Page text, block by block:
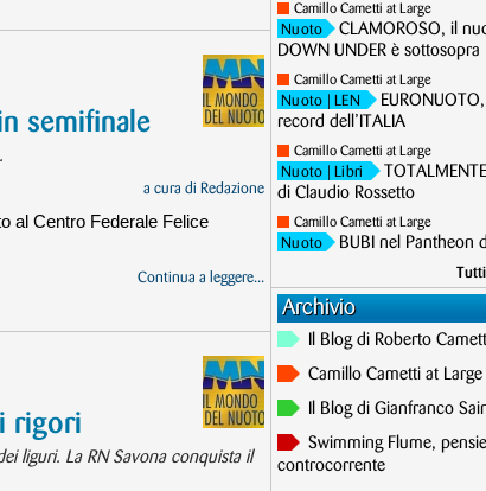
semifinale
a cura di Redazione
al Centro Federale Felice
Continua a leggere...
rigori
liguri. La RN Savona conquista il
Camillo Cametti at Large
Nuoto
CLAMOROSO, il
DOWN UNDER è sottosopra
Camillo Cametti at Large
Nuoto | LEN
record dell’ITALIA
Camillo Cametti at Large
Nuoto | Libri
di Claudio Rossetto
Camillo Cametti at Large
Nuoto BUBI nel Pantheon
Archivio
Il Blog di Roberto
Camillo Cametti at Large
Il Blog di Gianfranco
Swimming Flume,
controcorrente